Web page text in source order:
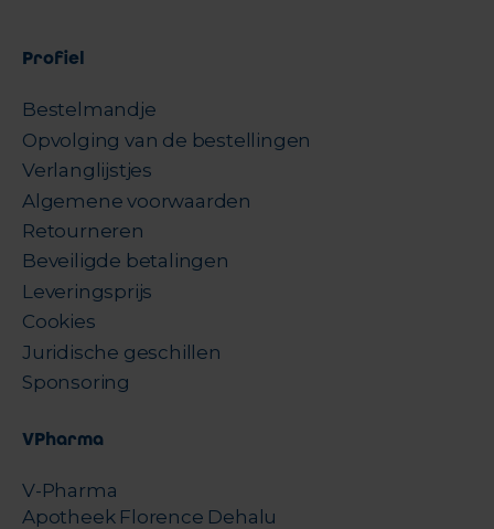
Profiel
Bestelmandje
Opvolging van de bestellingen
Verlanglijstjes
Algemene voorwaarden
Retourneren
Beveiligde betalingen
Leveringsprijs
Cookies
Juridische geschillen
Sponsoring
VPharma
V-Pharma
Apotheek Florence Dehalu